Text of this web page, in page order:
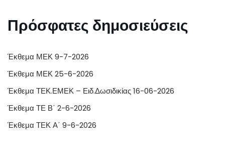
Πρόσφατες δημοσιεύσεις
Έκθεμα ΜΕΚ 9-7-2026
Έκθεμα ΜΕΚ 25-6-2026
Έκθεμα ΤΕΚ.ΕΜΕΚ – Ειδ.Δωσιδικίας 16-06-2026
Έκθεμα ΤΕ Β΄ 2-6-2026
Έκθεμα ΤΕΚ Α΄ 9-6-2026